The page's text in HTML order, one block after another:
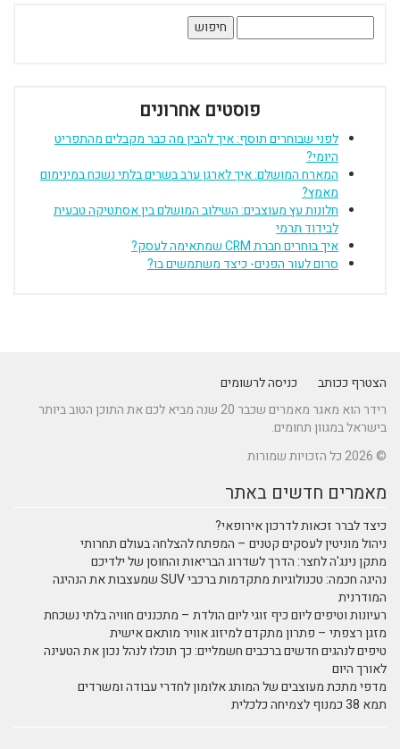
פוסטים אחרונים
לפני שבוחרים תוסף: איך להבין מה כבר מקבלים מהתפריט
היומי?
המארח המושלם: איך לארגן ערב בשרים בלתי נשכח במינימום
מאמץ?
חלונות עץ מעוצבים: השילוב המושלם בין אסתטיקה טבעית
לבידוד תרמי
איך בוחרים חברת CRM שמתאימה לעסק?
סרום לעור הפנים- כיצד משתמשים בו?
הצטרף ככותב
כניסה לרשומים
רידר הוא מאגר מאמרים שכבר 20 שנה מביא לכם את התוכן הטוב ביותר
בישראל במגוון תחומים.
© 2026 כל הזכויות שמורות
מאמרים חדשים באתר
כיצד לברר זכאות לדרכון אירופאי?
ניהול מוניטין לעסקים קטנים – המפתח להצלחה בעולם תחרותי
מתקן נינג'ה לחצר: הדרך לשדרוג הבריאות והחוסן של ילדיכם
נהיגה חכמה: טכנולוגיות מתקדמות ברכבי SUV שמעצבות את הנהיגה
המודרנית
רעיונות וטיפים ליום כיף זוגי ליום הולדת – מתכננים חוויה בלתי נשכחת
מזגן רצפתי – פתרון מתקדם למיזוג אוויר מותאם אישית
טיפים לנהגים חדשים ברכבים חשמליים: כך תוכלו לנהל נכון את הטעינה
לאורך היום
מדפי מתכת מעוצבים של המותג אלומון לחדרי עבודה ומשרדים
תמא 38 כמנוף לצמיחה כלכלית